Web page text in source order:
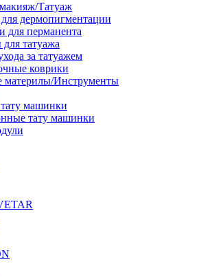
Татуаж
дермопигментации
для перманента
татуажа
за татуажем
коврики
материлы/Инструменты
машинки
тату машинки